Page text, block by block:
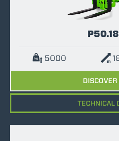
5000
DISCOVER
TECHNICAL